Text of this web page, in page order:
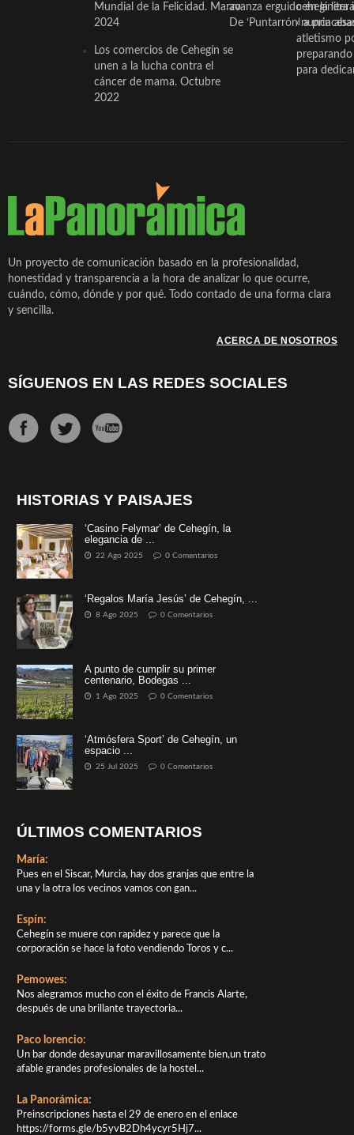
Mundial de la Felicidad. Marzo
2024
Los comercios de Cehegín se
unen a la lucha contra el
cáncer de mama. Octubre
2022
avanza erguido en la
De ‘Puntarrón’ a
ceheginera
«nunca
atletismo
para
Un proyecto de comunicación basado en la profesionalidad,
honestidad y transparencia a la hora de analizar lo que ocurre,
cuándo, cómo, dónde y por qué. Todo contado de una forma clara
y sencilla.
ACERCA DE NOSOTROS
SÍGUENOS EN LAS REDES SOCIALES
HISTORIAS Y PAISAJES
‘Casino Felymar’ de Cehegín, la
elegancia de ...
22 Ago 2025 0 Comentarios
‘Regalos María Jesús’ de Cehegín, ...
8 Ago 2025 0 Comentarios
A punto de cumplir su primer
centenario, Bodegas ...
1 Ago 2025 0 Comentarios
‘Atmósfera Sport’ de Cehegín, un
espacio ...
25 Jul 2025 0 Comentarios
ÚLTIMOS COMENTARIOS
María:
Pues en el Siscar, Murcia, hay dos granjas que entre la
una y la otra los vecinos vamos con gan...
Espín:
Cehegín se muere con rapidez y parece que la
corporación se hace la foto vendiendo Toros y c...
Pemowes:
Nos alegramos mucho con el éxito de Francis Alarte,
después de una brillante trayectoria...
Paco lorencio:
Un bar donde desayunar maravillosamente bien,un trato
afable grandes profesionales de la hostel...
La Panorámica:
Preinscripciones hasta el 29 de enero en el enlace
https://forms.gle/b5yvB2Dh4ycyr5Hj7...